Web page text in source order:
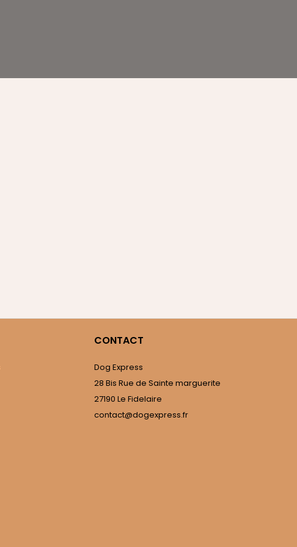
CONTACT
Dog Express
28 Bis Rue de Sainte marguerite
27190 Le Fidelaire
contact@dogexpress.fr